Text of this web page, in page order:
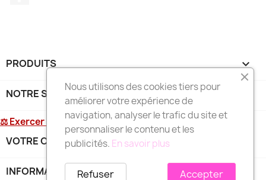
PRODUITS 
NOTRE SOCIÉTÉ
⚖ Exercer mon droit de rétractation
VOTRE COMPTE
INFORMATIONS
Nous utilisons des cookies tiers pour
améliorer votre expérience de
navigation, analyser le trafic du site et
personnaliser le contenu et les
publicités. En savoir plus
Accepter
Refuser